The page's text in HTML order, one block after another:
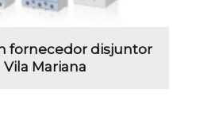
fornecedor disjuntor
Vila Mariana